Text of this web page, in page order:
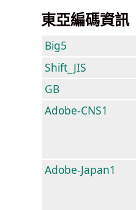
東亞編碼資訊
Big5
Shift_JIS
GB
Adobe-CNS1
Adobe-Japan1